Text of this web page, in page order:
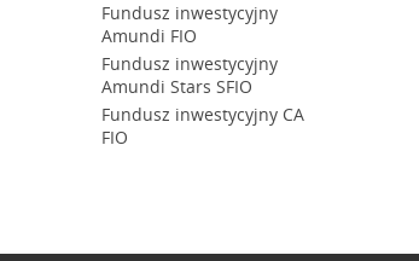
Fundusz inwestycyjny
Amundi FIO
Fundusz inwestycyjny
Amundi Stars SFIO
Fundusz inwestycyjny CA
FIO